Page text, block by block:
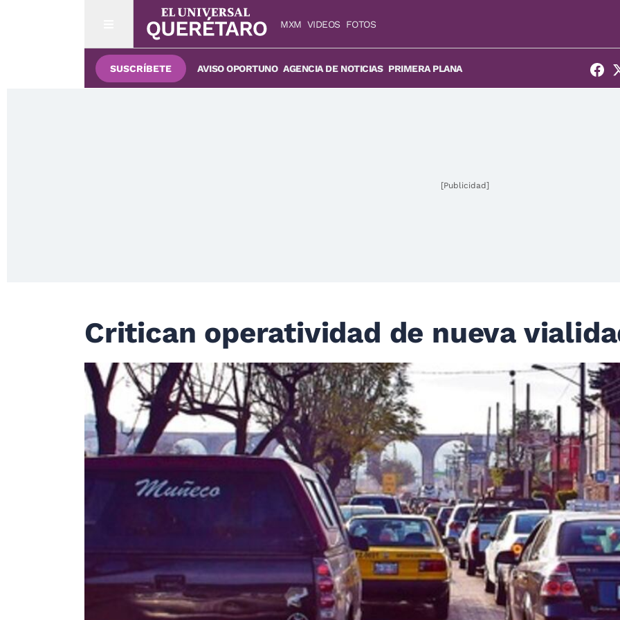
MXM VIDEOS FOTOS
SUSCRÍBETE AVISO OPORTUNO AGENCIA DE NOTICIAS PRIMERA PLANA
[Publicidad]
Critican operatividad de nueva